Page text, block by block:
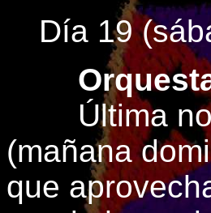
Día 19
Última
(mañana
que